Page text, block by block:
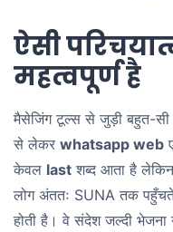
ऐसी
महत्वपूर्ण है
मैसेजिंग टूल्स से जुड़ी बहुत-
से लेकर whatsapp web
केवल last शब्द आता है
लोग अंततः SUNA तक
होती है। वे संदेश जल्दी भेजना